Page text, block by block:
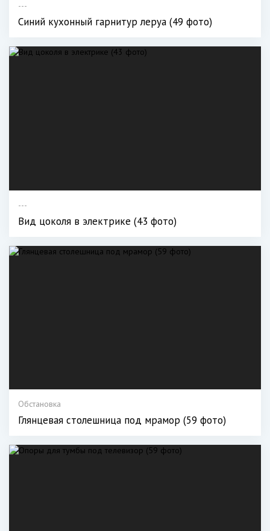
---
Синий кухонный гарнитур леруа (49 фото)
---
Вид цоколя в электрике (43 фото)
Обстановка
Глянцевая столешница под мрамор (59 фото)